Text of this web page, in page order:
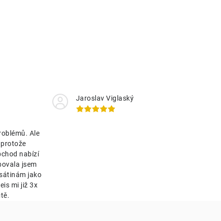
Ale
nabízí
jsem
jako
mi již 3x
Jaroslav Viglaský